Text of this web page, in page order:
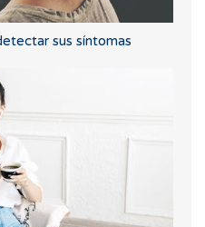
sus síntomas